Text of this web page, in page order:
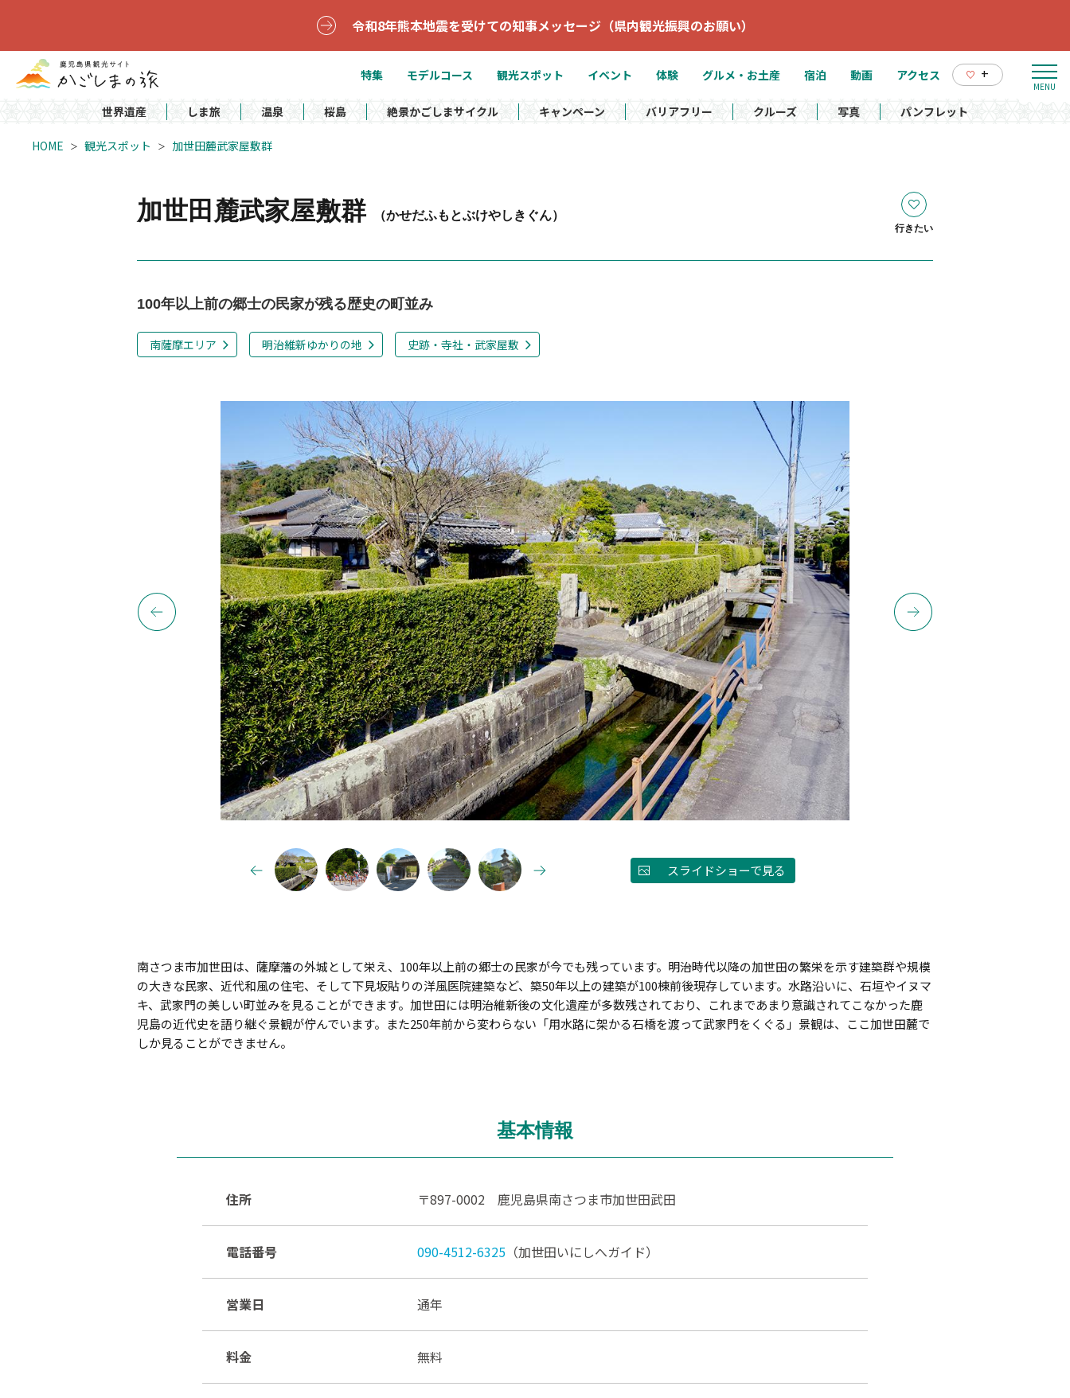
令和8年熊本地震を受けての知事メッセージ（県内観光振興のお願い）
特集 モデルコース 観光スポット イベント 体験 グルメ・お土産 宿泊 動画 アクセス +
世界遺産 しま旅 温泉 桜島 絶景かごしまサイクル キャンペーン バリアフリー クルーズ 写真 パンフレット
HOME 観光スポット 加世田麓武家屋敷群
加世田麓武家屋敷群 （かせだふもとぶけやしきぐん）
行きたい
100年以上前の郷士の民家が残る歴史の町並み
南薩摩エリア 明治維新ゆかりの地 史跡・寺社・武家屋敷
スライドショーで見る
南さつま市加世田は、薩摩藩の外城として栄え、100年以上前の郷士の民家が今でも残っています。明治時代以降の加世田の繁栄を示す建築群や規模
の大きな民家、近代和風の住宅、そして下見坂貼りの洋風医院建築など、築50年以上の建築が100棟前後現存しています。水路沿いに、石垣やイヌマ
キ、武家門の美しい町並みを見ることができます。加世田には明治維新後の文化遺産が多数残されており、これまであまり意識されてこなかった鹿
児島の近代史を語り継ぐ景観が佇んでいます。また250年前から変わらない「用水路に架かる石橋を渡って武家門をくぐる」景観は、ここ加世田麓で
しか見ることができません。
基本情報
住所 〒897-0002 鹿児島県南さつま市加世田武田
電話番号 090-4512-6325 （加世田いにしへガイド）
営業日 通年
料金 無料